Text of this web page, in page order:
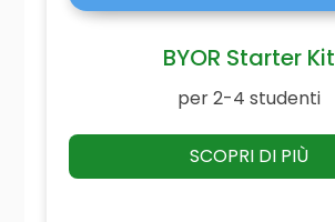
BYOR Starter Kit
per 2-4 studenti
SCOPRI DI PIÙ